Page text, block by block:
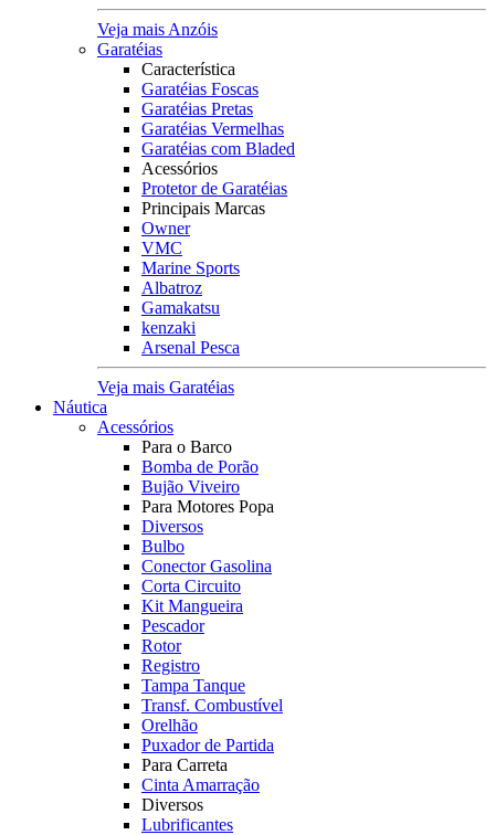
Veja mais Anzóis
Garatéias
Característica
Garatéias Foscas
Garatéias Pretas
Garatéias Vermelhas
Garatéias com Bladed
Acessórios
Protetor de Garatéias
Principais Marcas
Owner
VMC
Marine Sports
Albatroz
Gamakatsu
kenzaki
Arsenal Pesca
Veja mais Garatéias
Náutica
Acessórios
Para o Barco
Bomba de Porão
Bujão Viveiro
Para Motores Popa
Diversos
Bulbo
Conector Gasolina
Corta Circuito
Kit Mangueira
Pescador
Rotor
Registro
Tampa Tanque
Transf. Combustível
Orelhão
Puxador de Partida
Para Carreta
Cinta Amarração
Diversos
Lubrificantes